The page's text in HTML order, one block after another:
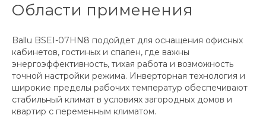
Области применения
Ballu BSEI-07HN8 подойдет для оснащения офисных
кабинетов, гостиных и спален, где важны
энергоэффективность, тихая работа и возможность
точной настройки режима. Инверторная технология и
широкие пределы рабочих температур обеспечивают
стабильный климат в условиях загородных домов и
квартир с переменным климатом.